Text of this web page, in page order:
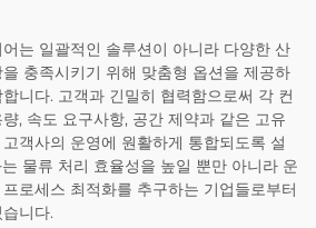
는 일괄적인 솔루션이 아니라 다양한 산
충족시키기 위해 맞춤형 옵션을 제공하
니다. 고객과 긴밀히 협력함으로써 각 컨
, 속도 요구사항, 공간 제약과 같은 고유
객사의 운영에 원활하게 통합되도록 설
물류 처리 효율성을 높일 뿐만 아니라 운
로세스 최적화를 추구하는 기업들로부터
니다.